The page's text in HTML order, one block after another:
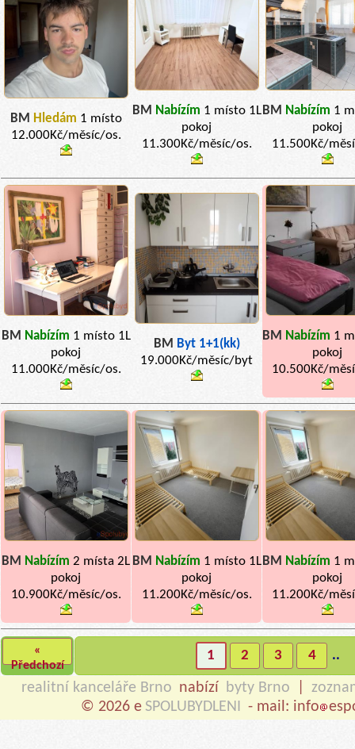
BM Hledám 1 místo
12.000Kč/měsíc/os.
BM Nabízím 1 místo 1L
pokoj
11.300Kč/měsíc/os.
BM Nabízím 1
pokoj
11.500Kč/
BM Nabízím 1 místo 1L
pokoj
11.000Kč/měsíc/os.
BM Byt 1+1(kk)
19.000Kč/měsíc/byt
BM Nabízím 1
pokoj
10.500Kč/
BM Nabízím 2 místa 2L
pokoj
10.900Kč/měsíc/os.
BM Nabízím 1 místo 1L
pokoj
11.200Kč/měsíc/os.
BM Nabízím 1
pokoj
11.200Kč/
«
Předchozí
1 2 3 4 ..
realitní kanceláře Brno nabízí byty Brno
© 2026 e SPOLUBYDLENI - mail: info